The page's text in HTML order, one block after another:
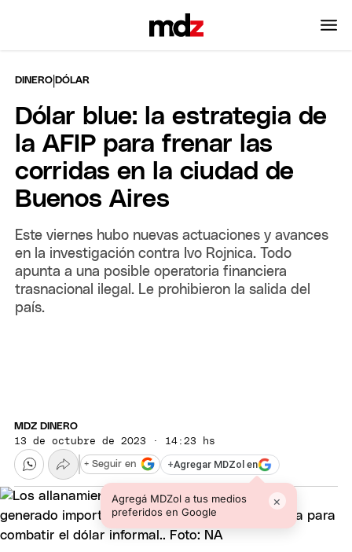
DINERO |DÓLAR
Dólar blue: la estrategia de
la AFIP para frenar las
corridas en la ciudad de
Buenos Aires
Este viernes hubo nuevas actuaciones y avances
en la investigación contra Ivo Rojnica. Todo
apunta a una posible operatoria financiera
trasnacional ilegal. Le prohibieron la salida del
país.
MDZ DINERO
13 de octubre de 2023 · 14:23 hs
+Agregar MDZol en
Agregá MDZol a tus medios
preferidos en Google
×
+ Seguir en